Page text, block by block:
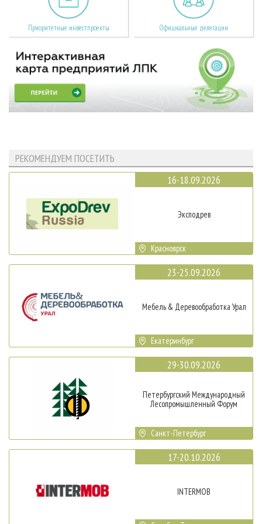
Приоритетные инвестпроекты Официальные делегации
РЕКОМЕНДУЕМ ПОСЕТИТЬ
16-18.09.2026
Эксподрев
Красноярск
23-25.09.2026
Мебель & Деревообработка Урал
Екатеринбург
29-30.09.2026
Петербургский Международный
Лесопромышленный Форум
Санкт-Петербург
17-20.10.2026
INTERMOB